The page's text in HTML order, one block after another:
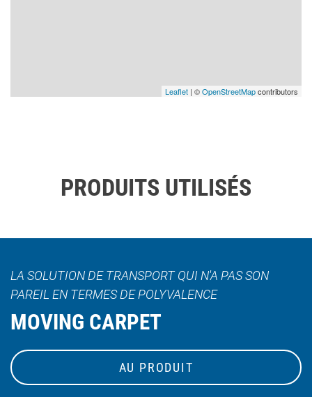
Leaflet | ©OpenStreetMapcontributors
PRODUITS UTILISÉS
LA SOLUTION DE TRANSPORT QUI N'A PAS SON
PAREIL EN TERMES DE POLYVALENCE
MOVING CARPET
AU PRODUIT